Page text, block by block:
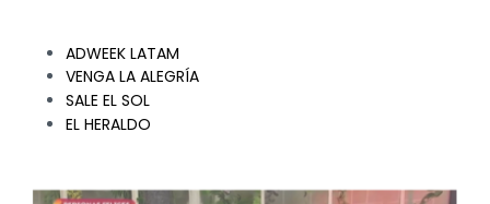
ADWEEK LATAM
VENGA LA ALEGRÍA
SALE EL SOL
EL HERALDO